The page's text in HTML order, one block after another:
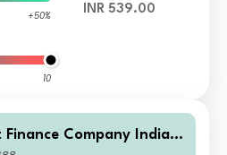
+50%
10
INR 539.00
Finance Company India L